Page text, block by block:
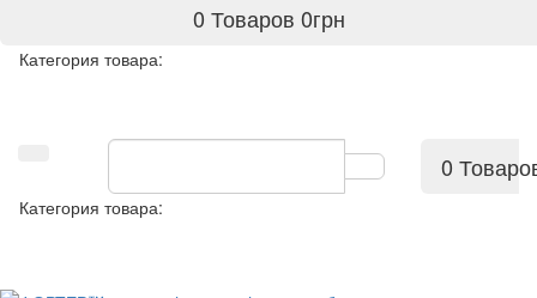
0 Товаров 0грн
Категория товара:
0
Категория товара: